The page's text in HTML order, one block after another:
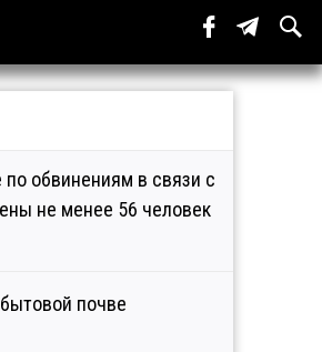
обвинениям в связи с
не менее 56 человек
почве